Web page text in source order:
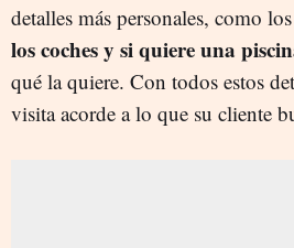
detalles más personales, como los
los coches y si quiere una
qué la quiere. Con todos estos
visita acorde a lo que su cliente